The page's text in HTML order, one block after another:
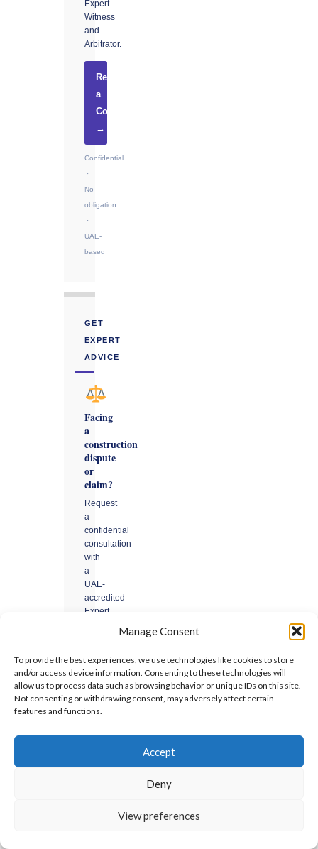
Manage Consent
To provide the best experiences, we use technologies like cookies to store
and/or access device information. Consenting to these technologies will
allow us to process data such as browsing behavior or unique IDs on this site.
Not consenting or withdrawing consent, may adversely affect certain
features and functions.
Accept
Deny
View preferences
Expert
Witness
and
Arbitrator.
Request
a
Consultation
→
Confidential
·
No
obligation
·
UAE-
based
GET
EXPERT
ADVICE
Facing
a
construction
dispute
or
claim?
Request
a
confidential
consultation
with
a
UAE-
accredited
Expert
Request
a
→